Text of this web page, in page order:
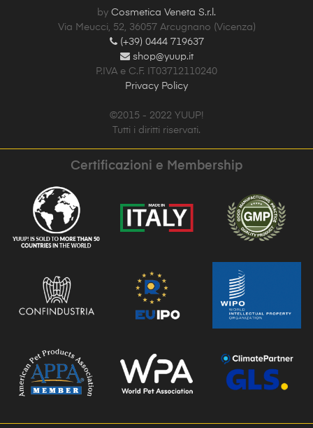
by Cosmetica Veneta S.r.l.
Via Meucci, 52, 36057 Arcugnano (Vicenza)
(+39) 0444 719637
shop@yuup.it
P.IVA e C.F. IT03712110240
Privacy Policy
©2015 - 2022 YUUP!
Tutti i diritti riservati.
Certificazioni e Membership